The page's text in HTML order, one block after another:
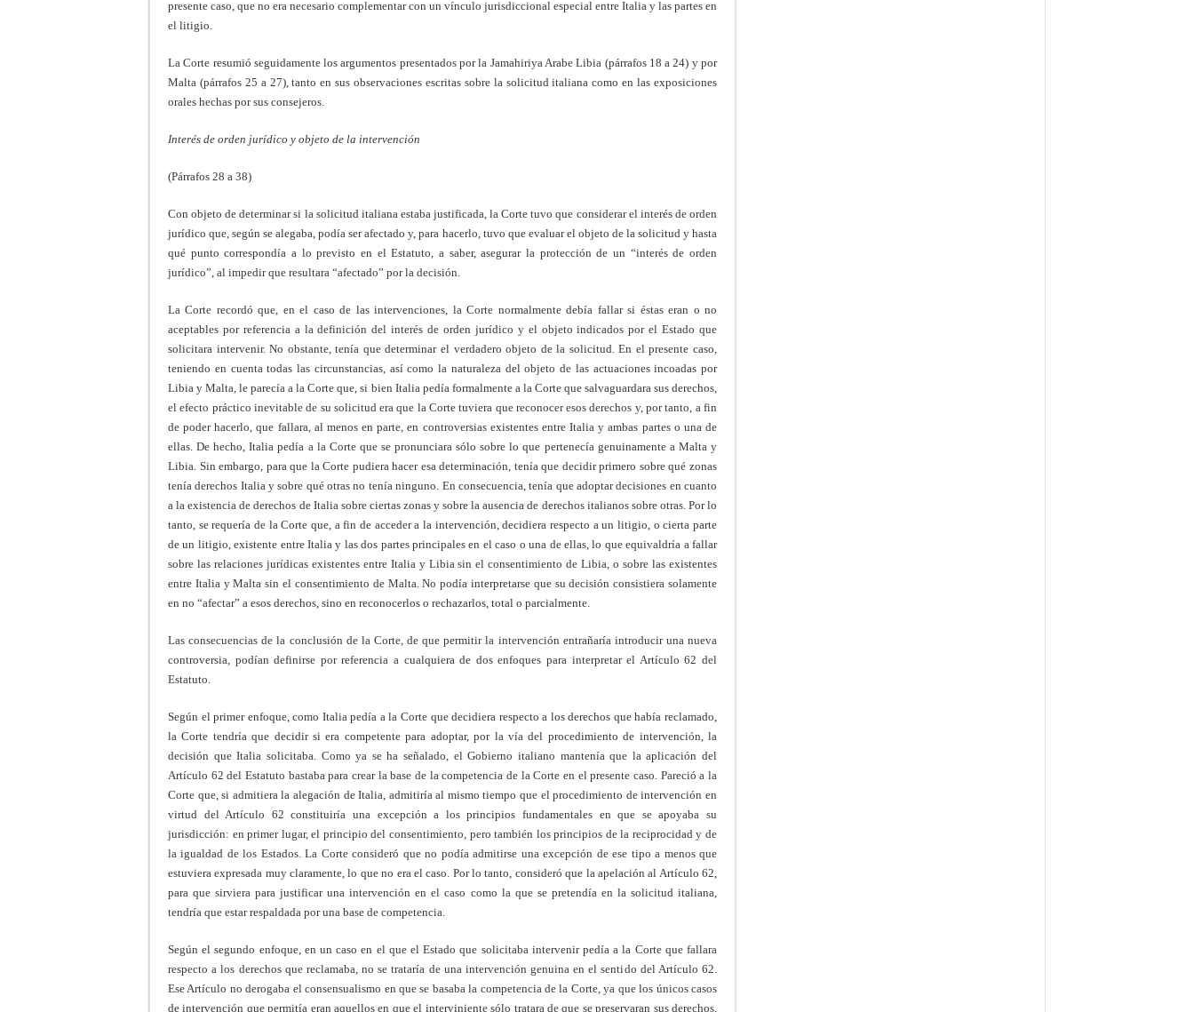
presente caso, que no era necesario complementar con un vínculo jurisdiccional especial entre Italia y las partes en
el litigio.
La Corte resumió seguidamente los argumentos presentados por la Jamahiriya Arabe Libia (párrafos 18 a 24) y por
Malta (párrafos 25 a 27), tanto en sus observaciones escritas sobre la solicitud italiana como en las exposiciones
orales hechas por sus consejeros.
Interés de orden jurídico y objeto de la intervención
(Párrafos 28 a 38)
Con objeto de determinar si la solicitud italiana estaba justificada, la Corte tuvo que considerar el interés de orden
jurídico que, según se alegaba, podía ser afectado y, para hacerlo, tuvo que evaluar el objeto de la solicitud y hasta
qué punto correspondía a lo previsto en el Estatuto, a saber, asegurar la protección de un “interés de orden
jurídico”, al impedir que resultara “afectado” por la decisión.
La Corte recordó que, en el caso de las intervenciones, la Corte normalmente debía fallar si éstas eran o no
aceptables por referencia a la definición del interés de orden jurídico y el objeto indicados por el Estado que
solicitara intervenir. No obstante, tenía que determinar el verdadero objeto de la solicitud. En el presente caso,
teniendo en cuenta todas las circunstancias, así como la naturaleza del objeto de las actuaciones incoadas por
Libia y Malta, le parecía a la Corte que, si bien Italia pedía formalmente a la Corte que salvaguardara sus derechos,
el efecto práctico inevitable de su solicitud era que la Corte tuviera que reconocer esos derechos y, por tanto, a fin
de poder hacerlo, que fallara, al menos en parte, en controversias existentes entre Italia y ambas partes o una de
ellas. De hecho, Italia pedía a la Corte que se pronunciara sólo sobre lo que pertenecía genuinamente a Malta y
Libia. Sin embargo, para que la Corte pudiera hacer esa determinación, tenía que decidir primero sobre qué zonas
tenía derechos Italia y sobre qué otras no tenía ninguno. En consecuencia, tenía que adoptar decisiones en cuanto
a la existencia de derechos de Italia sobre ciertas zonas y sobre la ausencia de derechos italianos sobre otras. Por lo
tanto, se requería de la Corte que, a fin de acceder a la intervención, decidiera respecto a un litigio, o cierta parte
de un litigio, existente entre Italia y las dos partes principales en el caso o una de ellas, lo que equivaldría a fallar
sobre las relaciones jurídicas existentes entre Italia y Libia sin el consentimiento de Libia, o sobre las existentes
entre Italia y Malta sin el consentimiento de Malta. No podía interpretarse que su decisión consistiera solamente
en no “afectar” a esos derechos, sino en reconocerlos o rechazarlos, total o parcialmente.
Las consecuencias de la conclusión de la Corte, de que permitir la intervención entrañaría introducir una nueva
controversia, podían definirse por referencia a cualquiera de dos enfoques para interpretar el Artículo 62 del
Estatuto.
Según el primer enfoque, como Italia pedía a la Corte que decidiera respecto a los derechos que había reclamado,
la Corte tendría que decidir si era competente para adoptar, por la vía del procedimiento de intervención, la
decisión que Italia solicitaba. Como ya se ha señalado, el Gobierno italiano mantenía que la aplicación del
Artículo 62 del Estatuto bastaba para crear la base de la competencia de la Corte en el presente caso. Pareció a la
Corte que, si admitiera la alegación de Italia, admitiría al mismo tiempo que el procedimiento de intervención en
virtud del Artículo 62 constituiría una excepción a los principios fundamentales en que se apoyaba su
jurisdicción: en primer lugar, el principio del consentimiento, pero también los principios de la reciprocidad y de
la igualdad de los Estados. La Corte consideró que no podía admitirse una excepción de ese tipo a menos que
estuviera expresada muy claramente, lo que no era el caso. Por lo tanto, consideró que la apelación al Artículo 62,
para que sirviera para justificar una intervención en el caso como la que se pretendía en la solicitud italiana,
tendría que estar respaldada por una base de competencia.
Según el segundo enfoque, en un caso en el que el Estado que solicitaba intervenir pedía a la Corte que fallara
respecto a los derechos que reclamaba, no se trataría de una intervención genuina en el sentido del Artículo 62.
Ese Artículo no derogaba el consensualismo en que se basaba la competencia de la Corte, ya que los únicos casos
de intervención que permitía eran aquellos en que el interviniente sólo tratara de que se preservaran sus derechos,